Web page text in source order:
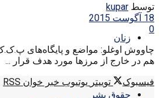
زنان
حقوق بشر
توسط kupar
18 آگوست 2015
0
چاووش اوغلو: مواضع و پایگاه‌های
هم در خارج از مرزها مورد هدف قرار ...
فیسبوک
توییتر یوتیوب خبر خوان RSS